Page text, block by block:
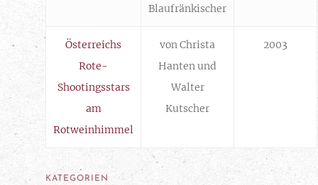
Blaufränkischer
Österreichs
Rote-
Shootingsstars
am
Rotweinhimmel
von Christa
Hanten und
Walter
Kutscher
2003
KATEGORIEN